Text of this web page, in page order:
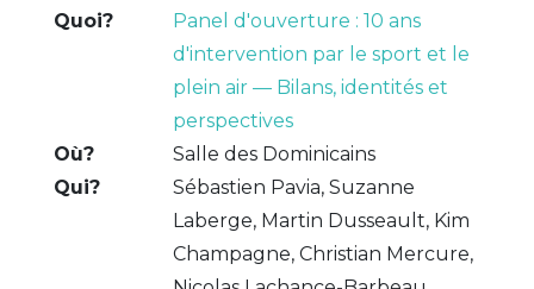
Panel d'ouverture : 10 ans
d'intervention par le sport et le
plein air — Bilans, identités et
perspectives
Salle des Dominicains
Sébastien Pavia, Suzanne
Laberge, Martin Dusseault, Kim
Champagne, Christian Mercure,